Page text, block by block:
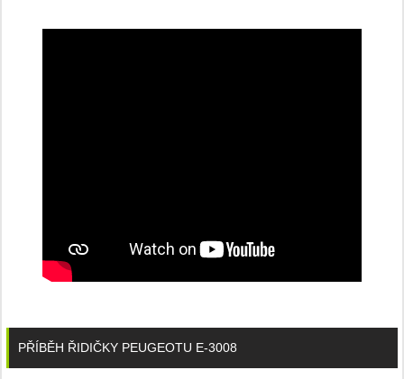
PŘÍBĚH ŘIDIČKY PEUGEOTU E-3008